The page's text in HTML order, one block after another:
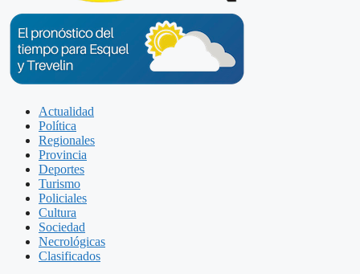
Actualidad
Política
Regionales
Provincia
Deportes
Turismo
Policiales
Cultura
Sociedad
Necrológicas
Clasificados